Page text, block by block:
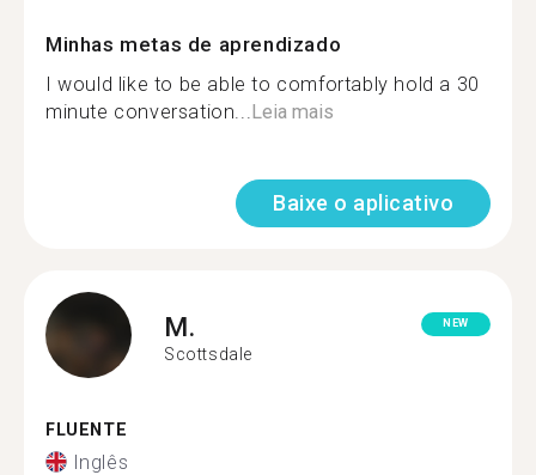
Minhas metas de aprendizado
I would like to be able to comfortably hold a 30
minute conversation...Leia mais
Baixe o aplicativo
M.
Scottsdale
NEW
FLUENTE
Inglês